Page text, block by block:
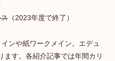
（2023年度で終了）
ンや紙ワークメイン。エデュ
ます。各紹介記事では年間カリ